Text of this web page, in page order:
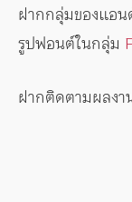
ฝากกลุ่มของแอน
รูปฟอนต์ในกลุ่ม
ฝากติดตามผลง